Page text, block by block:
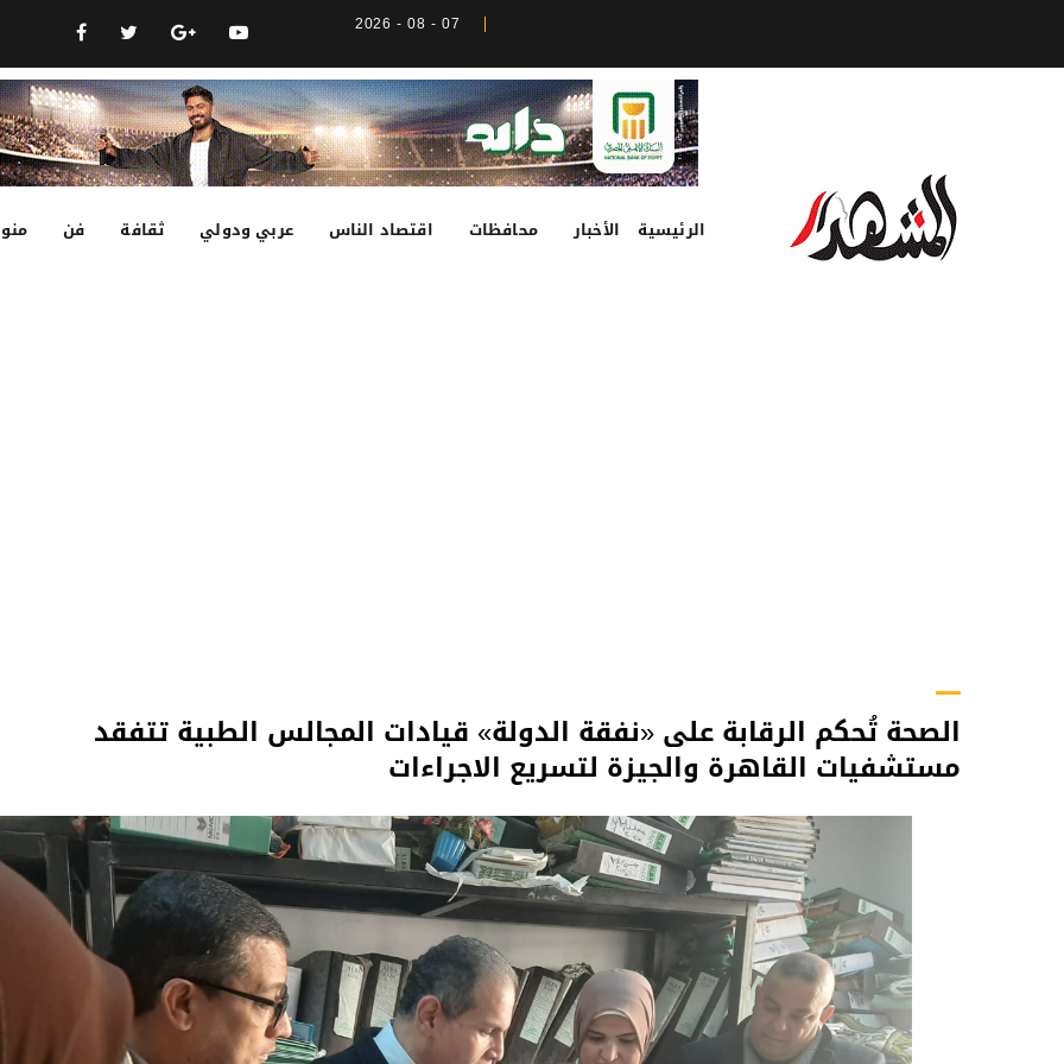
07 - 08 - 2026
الرئيسية الأخبار محافظات اقتصاد الناس عربي ودولي ثقافة فن
الصحة تُحكم الرقابة على «نفقة الدولة» قيادات المجالس الطبية تتفقد
مستشفيات القاهرة والجيزة لتسريع الاجراءات